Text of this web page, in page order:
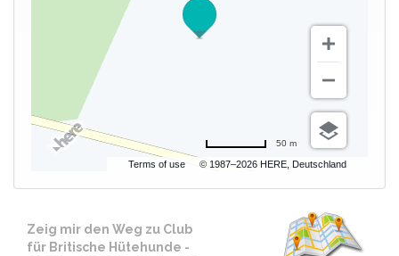
Terms of use © 1987–2026 HERE, Deutschland
50 m
Zeig mir den Weg zu Club
für Britische Hütehunde -